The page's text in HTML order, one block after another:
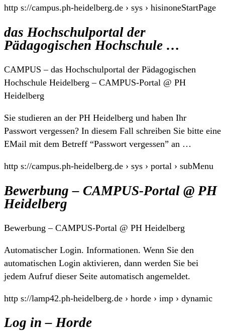
http s://campus.ph-heidelberg.de › sys › hisinoneStartPage
das Hochschulportal der
Pädagogischen Hochschule …
CAMPUS – das Hochschulportal der Pädagogischen
Hochschule Heidelberg – CAMPUS-Portal @ PH
Heidelberg
Sie studieren an der PH Heidelberg und haben Ihr
Passwort vergessen? In diesem Fall schreiben Sie bitte eine
EMail mit dem Betreff “Passwort vergessen” an …
http s://campus.ph-heidelberg.de › sys › portal › subMenu
Bewerbung – CAMPUS-Portal @ PH
Heidelberg
Bewerbung – CAMPUS-Portal @ PH Heidelberg
Automatischer Login. Informationen. Wenn Sie den
automatischen Login aktivieren, dann werden Sie bei
jedem Aufruf dieser Seite automatisch angemeldet.
http s://lamp42.ph-heidelberg.de › horde › imp › dynamic
Log in – Horde